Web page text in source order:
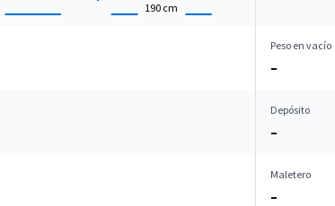
190 cm
Peso en vacío
–
Depósito
–
Maletero
–